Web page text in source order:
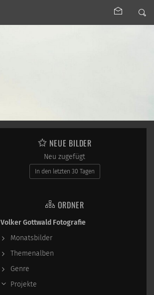
NEUE BILDER
Neu zugefügt
In den letzten 30 Tagen
ORDNER
Volker Gottwald Fotografie
Monatsbilder
Themenalben
Genre
Projekte